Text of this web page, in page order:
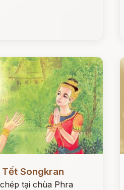
Songkran
tại chùa Phra